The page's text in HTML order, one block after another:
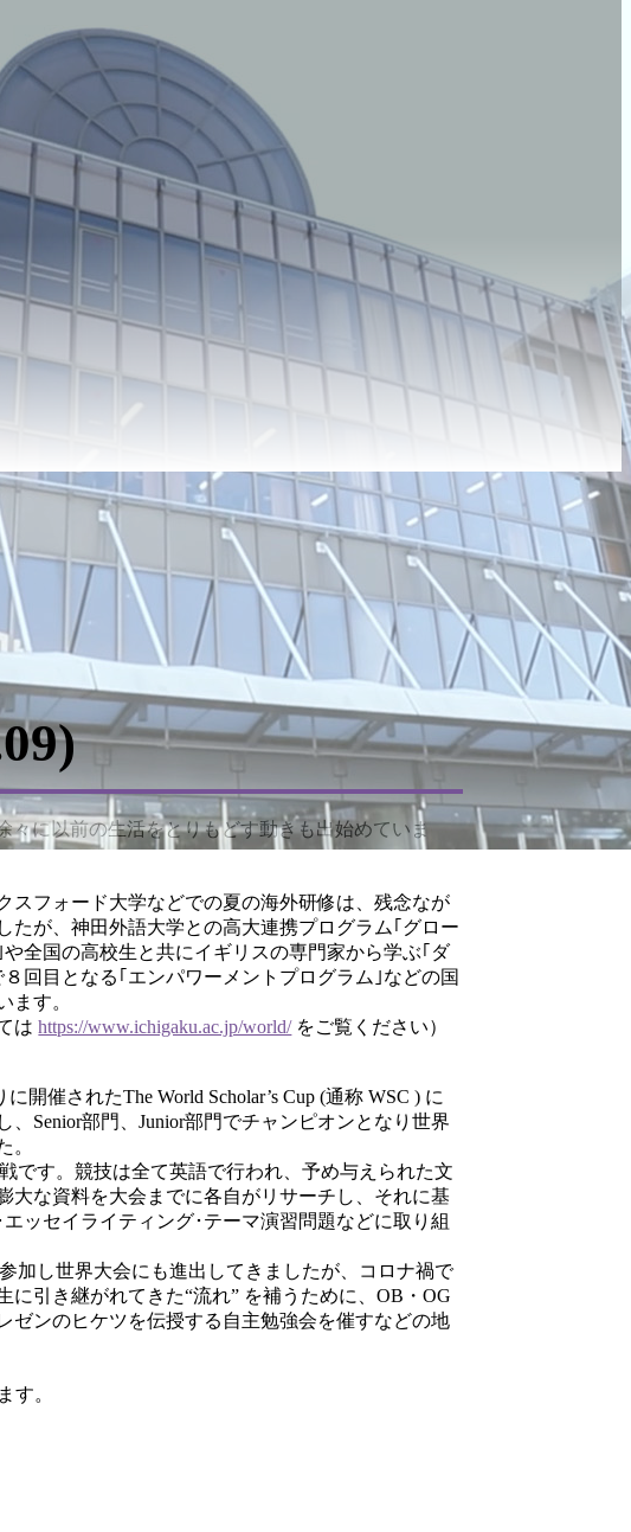
々に以前の生活をとりもどす動きも出始めていま
スフォード大学などでの夏の海外研修は、残念なが
たが、神田外語大学との高大連携プログラム｢グロー
全国の高校生と共にイギリスの専門家から学ぶ｢ダ
回目となる｢エンパワーメントプログラム｣などの国
ます。
はhttps://www.ichigaku.ac.jp/world/をご覧ください）
開催されたThe World Scholar’s Cup (通称 WSC ) に
、Senior部門、Junior部門でチャンピオンとなり世界
。
です。競技は全て英語で行われ、予め与えられた文
大な資料を大会までに各自がリサーチし、それに基
ッセイライティング･テーマ演習問題などに取り組
加し世界大会にも進出してきましたが、コロナ禍で
に引き継がれてきた“流れ” を補うために、OB・OG
ゼンのヒケツを伝授する自主勉強会を催すなどの地
す。